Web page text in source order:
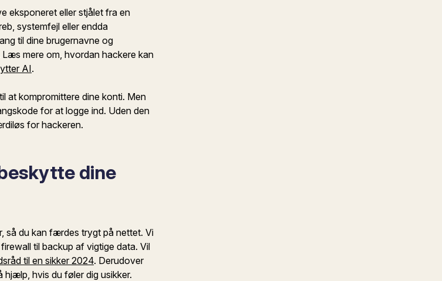
eksponeret eller stjålet fra en
systemfejl eller endda
til dine brugernavne og
mere om, hvordan hackere kan
AI.
at kompromittere dine konti. Men
for at logge ind. Uden den
for hackeren.
dine
så du kan færdes trygt på nettet. Vi
til backup af vigtige data. Vil
til en sikker 2024. Derudover
hjælp, hvis du føler dig usikker.